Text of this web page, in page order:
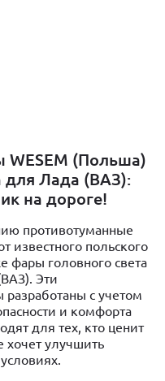
(Польша)
для Лада (ВАЗ):
на дороге!
противотуманные
известного польского
фары головного света
Эти
с учетом
и комфорта
для тех, кто ценит
хочет улучшить